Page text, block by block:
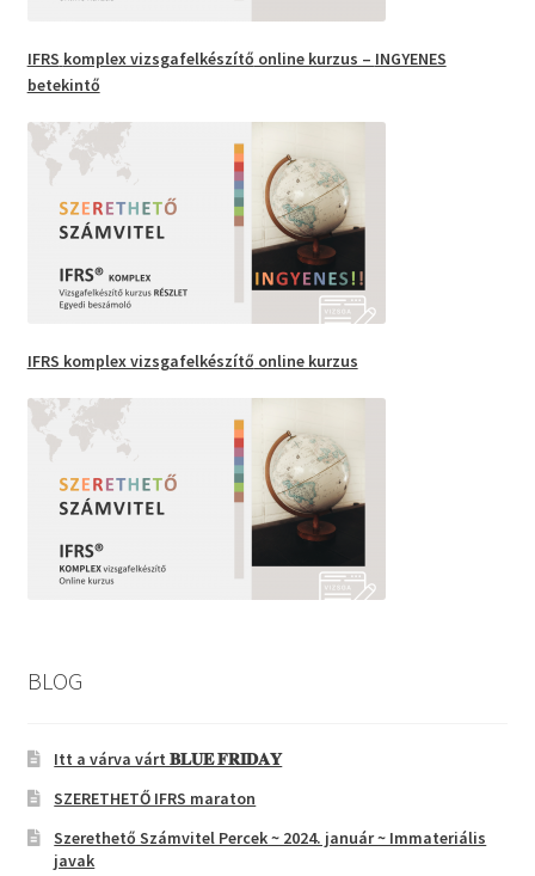
IFRS komplex vizsgafelkészítő online kurzus – INGYENES
betekintő
IFRS komplex vizsgafelkészítő online kurzus
BLOG
Itt a várva várt 𝐁𝐋𝐔𝐄 𝐅𝐑𝐈𝐃𝐀𝐘
SZERETHETŐ IFRS maraton
Szerethető Számvitel Percek ~ 2024. január ~ Immateriális
javak